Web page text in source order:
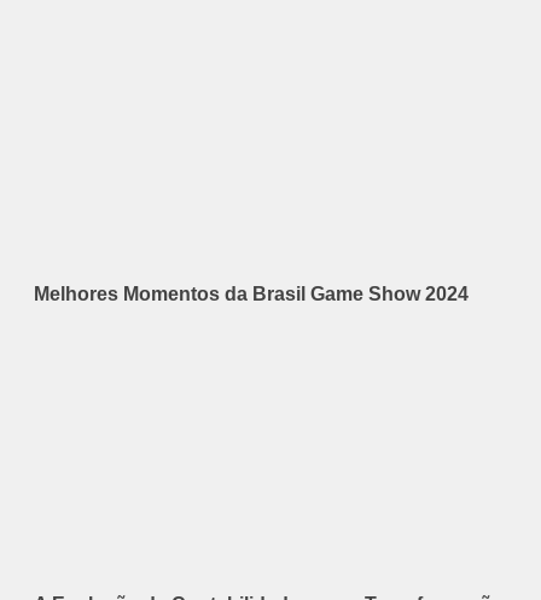
Melhores Momentos da Brasil Game Show 2024